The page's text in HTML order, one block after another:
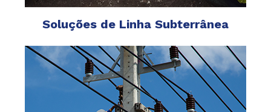
Soluções de Linha Subterrânea